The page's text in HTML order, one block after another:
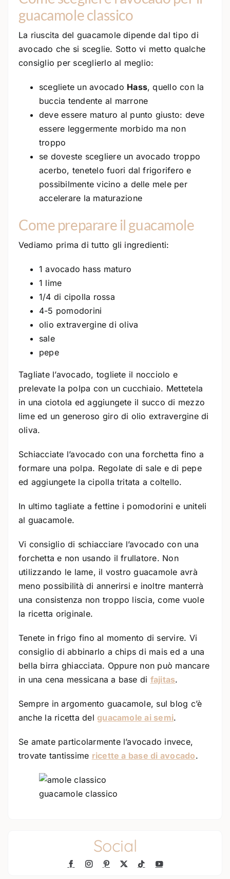
guacamole classico
La riuscita del guacamole dipende dal tipo di
avocado che si sceglie. Sotto vi metto qualche
consiglio per sceglierlo al meglio:
scegliete un avocado Hass, quello con la
buccia tendente al marrone
deve essere maturo al punto giusto: deve
essere leggermente morbido ma non
troppo
se doveste scegliere un avocado troppo
acerbo, tenetelo fuori dal frigorifero e
possibilmente vicino a delle mele per
accelerare la maturazione
Come preparare il guacamole
Vediamo prima di tutto gli ingredienti:
1 avocado hass maturo
1 lime
1/4 di cipolla rossa
4-5 pomodorini
olio extravergine di oliva
sale
pepe
Tagliate l’avocado, togliete il nocciolo e
prelevate la polpa con un cucchiaio. Mettetela
in una ciotola ed aggiungete il succo di mezzo
lime ed un generoso giro di olio extravergine di
oliva.
Schiacciate l’avocado con una forchetta fino a
formare una polpa. Regolate di sale e di pepe
ed aggiungete la cipolla tritata a coltello.
In ultimo tagliate a fettine i pomodorini e uniteli
al guacamole.
Vi consiglio di schiacciare l’avocado con una
forchetta e non usando il frullatore. Non
utilizzando le lame, il vostro guacamole avrà
meno possibilità di annerirsi e inoltre manterrà
una consistenza non troppo liscia, come vuole
la ricetta originale.
Tenete in frigo fino al momento di servire. Vi
consiglio di abbinarlo a chips di mais ed a una
bella birra ghiacciata. Oppure non può mancare
in una cena messicana a base di fajitas.
Sempre in argomento guacamole, sul blog c’è
anche la ricetta delguacamole ai semi.
Se amate particolarmente l’avocado invece,
trovate tantissime ricette a base di avocado.
guacamole classico
Social